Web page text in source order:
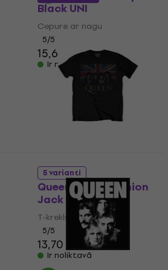
Black UNI
Cepure ar nagu
5/5
15,60 €
Ir noliktavā
5 varianti
Queen Vintage Union
Jack
T-krekls
5/5
13,70 € 14,50 €
Ir noliktavā